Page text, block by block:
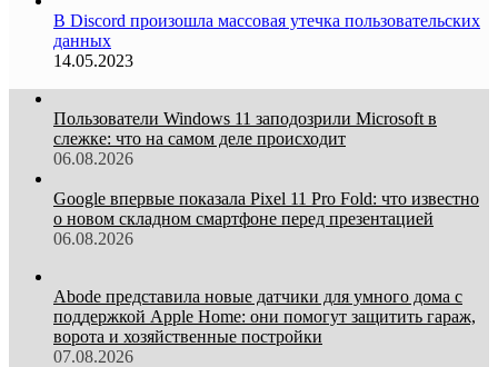
В Discord произошла массовая утечка пользовательских
данных
14.05.2023
Пользователи Windows 11 заподозрили Microsoft в
слежке: что на самом деле происходит
06.08.2026
Google впервые показала Pixel 11 Pro Fold: что известно
о новом складном смартфоне перед презентацией
06.08.2026
Abode представила новые датчики для умного дома с
поддержкой Apple Home: они помогут защитить гараж,
ворота и хозяйственные постройки
07.08.2026